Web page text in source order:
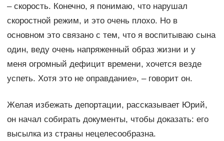
– скорость. Конечно, я понимаю, что нарушал
скоростной режим, и это очень плохо. Но в
основном это связано с тем, что я воспитываю сына
один, веду очень напряженный образ жизни и у
меня огромный дефицит времени, хочется везде
успеть. Хотя это не оправдание», – говорит он.
Желая избежать депортации, рассказывает Юрий,
он начал собирать документы, чтобы доказать: его
высылка из страны нецелесообразна.